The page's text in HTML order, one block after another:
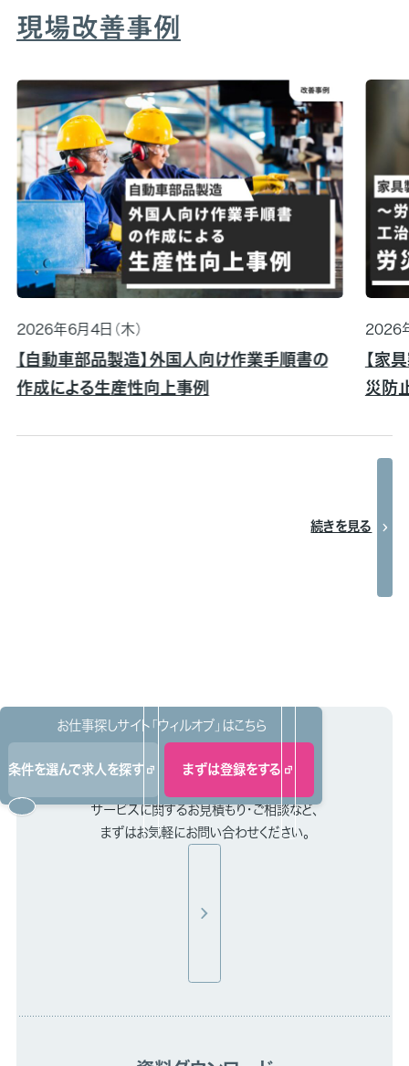
現場改善事例
2026年6月4日（木）
【自動車部品製造】外国人向け作業手順書の
作成による生産性向上事例
2026
【家
災防
続きを見る
お仕事探しサイト「ウィルオブ」はこちら
条件を選んで求人を探す まずは登録をする
お問い合わせ
サービスに関するお見積もり・ご相談など、
まずはお気軽にお問い合わせください。